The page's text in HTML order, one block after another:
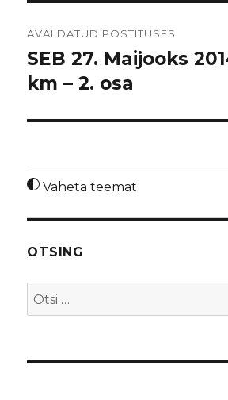
AVALDATUD POSTITUSES
SEB 27. Maijooks
km – 2. osa
Vaheta teemat
OTSING
Otsi: